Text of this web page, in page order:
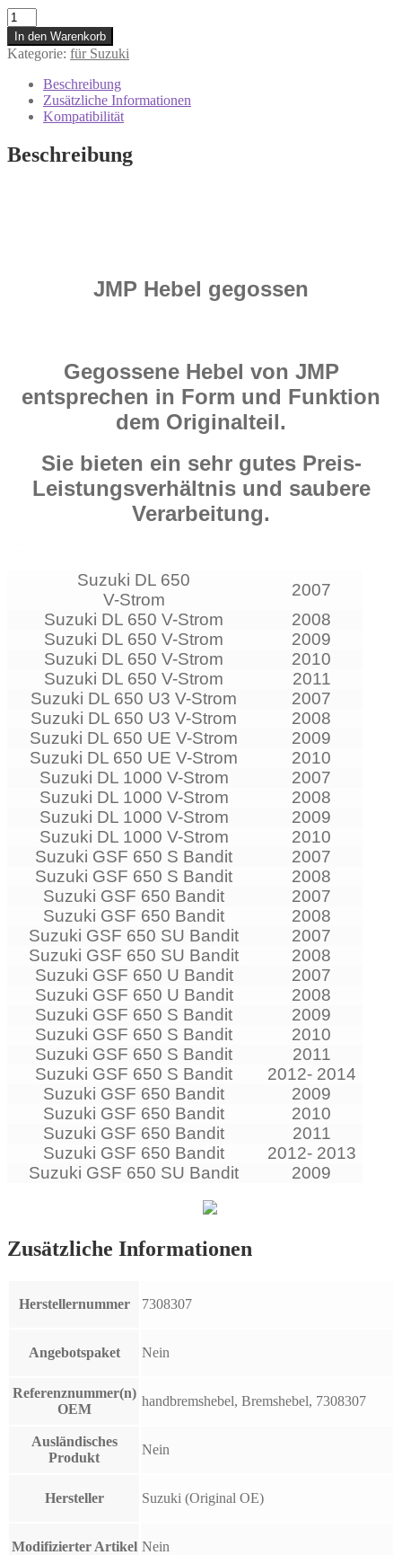
7308307
Handbremshebel
SUZUKI
DL
GSF
650
SU
In den Warenkorb
Kategorie: für Suzuki
Beschreibung
Zusätzliche Informationen
Kompatibilität
Beschreibung
JMP Hebel gegossen
Gegossene Hebel von JMP
entsprechen in Form und Funktion
dem Originalteil.
Sie bieten ein sehr gutes Preis-
Leistungsverhältnis und saubere
Verarbeitung.
Suzuki DL 650
V-Strom
2007
Suzuki DL 650 V-Strom
2008
Suzuki DL 650 V-Strom
2009
Suzuki DL 650 V-Strom
2010
Suzuki DL 650 V-Strom
2011
Suzuki DL 650 U3 V-Strom
2007
Suzuki DL 650 U3 V-Strom
2008
Suzuki DL 650 UE V-Strom
2009
Suzuki DL 650 UE V-Strom
2010
Suzuki DL 1000 V-Strom
2007
Suzuki DL 1000 V-Strom
2008
Suzuki DL 1000 V-Strom
2009
Suzuki DL 1000 V-Strom
2010
Suzuki GSF 650 S Bandit
2007
Suzuki GSF 650 S Bandit
2008
Suzuki GSF 650 Bandit
2007
Suzuki GSF 650 Bandit
2008
Suzuki GSF 650 SU Bandit
2007
Suzuki GSF 650 SU Bandit
2008
Suzuki GSF 650 U Bandit
2007
Suzuki GSF 650 U Bandit
2008
Suzuki GSF 650 S Bandit
2009
Suzuki GSF 650 S Bandit
2010
Suzuki GSF 650 S Bandit
2011
Suzuki GSF 650 S Bandit
2012- 2014
Suzuki GSF 650 Bandit
2009
Suzuki GSF 650 Bandit
2010
Suzuki GSF 650 Bandit
2011
Suzuki GSF 650 Bandit
2012- 2013
Suzuki GSF 650 SU Bandit
2009
Zusätzliche Informationen
Herstellernummer 7308307
Angebotspaket Nein
Referenznummer(n)
OEM
handbremshebel, Bremshebel, 7308307
Ausländisches
Produkt
Nein
Hersteller Suzuki (Original OE)
Modifizierter Artikel Nein